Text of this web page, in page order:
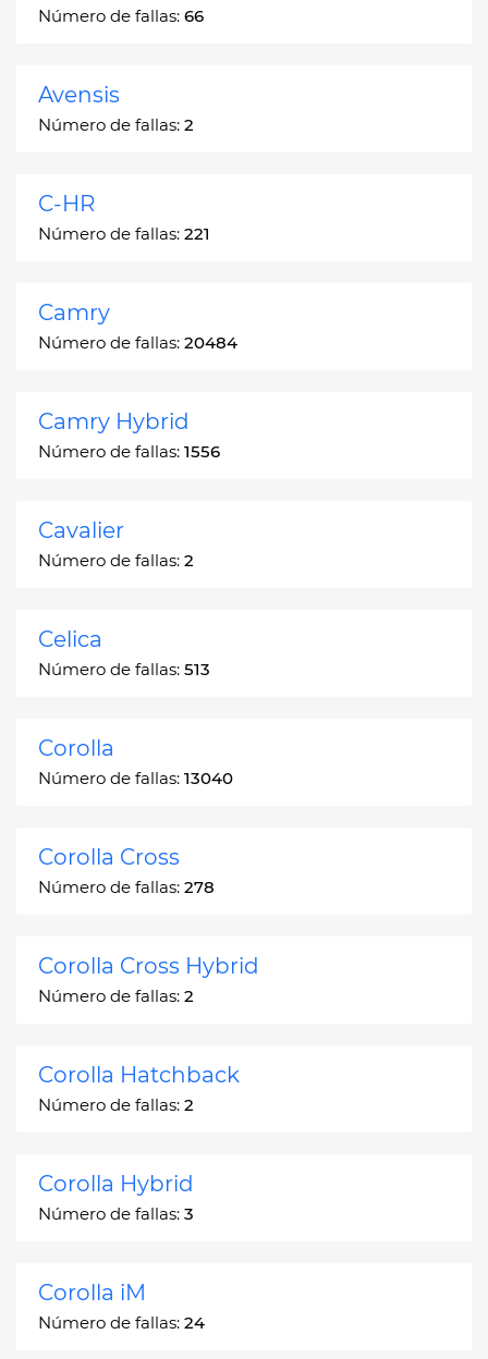
Número de fallas: 66
Avensis
Número de fallas: 2
C-HR
Número de fallas: 221
Camry
Número de fallas: 20484
Camry Hybrid
Número de fallas: 1556
Cavalier
Número de fallas: 2
Celica
Número de fallas: 513
Corolla
Número de fallas: 13040
Corolla Cross
Número de fallas: 278
Corolla Cross Hybrid
Número de fallas: 2
Corolla Hatchback
Número de fallas: 2
Corolla Hybrid
Número de fallas: 3
Corolla iM
Número de fallas: 24